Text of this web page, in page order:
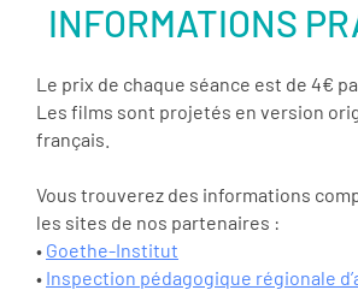
INFORMATIONS
Le prix de chaque séance est de 4€
Les films sont projetés en version
français.
Vous trouverez des informations
les sites de nos partenaires :
• Goethe-Institut
• Inspection pédagogique régionale